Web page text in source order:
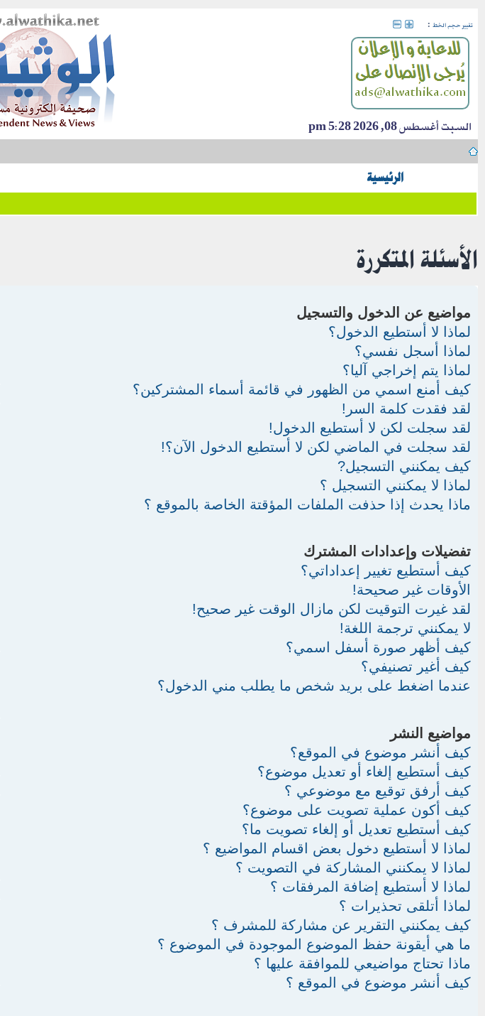
تغيير حجم الخط :
السبت أغسطس 08, 2026 5:28 pm
الرئيسية
الأسئلة المتكررة
مواضيع عن الدخول والتسجيل
لماذا لا أستطيع الدخول؟
لماذا أسجل نفسي؟
لماذا يتم إخراجي آليا؟
كيف أمنع اسمي من الظهور في قائمة أسماء المشتركين؟
لقد فقدت كلمة السر!
لقد سجلت لكن لا أستطيع الدخول!
لقد سجلت في الماضي لكن لا أستطيع الدخول الآن؟!
كيف يمكنني التسجيل?
لماذا لا يمكنني التسجيل ؟
ماذا يحدث إذا حذفت الملفات المؤقتة الخاصة بالموقع ؟
تفضيلات وإعدادات المشترك
كيف أستطيع تغيير إعداداتي؟
الأوقات غير صحيحة!
لقد غيرت التوقيت لكن مازال الوقت غير صحيح!
لا يمكنني ترجمة اللغة!
كيف أظهر صورة أسفل اسمي؟
كيف أغير تصنيفي؟
عندما اضغط على بريد شخص ما يطلب مني الدخول؟
مواضيع النشر
كيف أنشر موضوع في الموقع؟
كيف أستطيع إلغاء أو تعديل موضوع؟
كيف أرفق توقيع مع موضوعي ؟
كيف أكون عملية تصويت على موضوع؟
كيف أستطيع تعديل أو إلغاء تصويت ما؟
لماذا لا أستطيع دخول بعض اقسام المواضيع ؟
لماذا لا يمكنني المشاركة في التصويت ؟
لماذا لا أستطيع إضافة المرفقات ؟
لماذا أتلقى تحذيرات ؟
كيف يمكنني التقرير عن مشاركة للمشرف ؟
ما هي أيقونة حفظ الموضوع الموجودة في الموضوع ؟
ماذا تحتاج مواضيعي للموافقة عليها ؟
كيف أنشر موضوع في الموقع ؟